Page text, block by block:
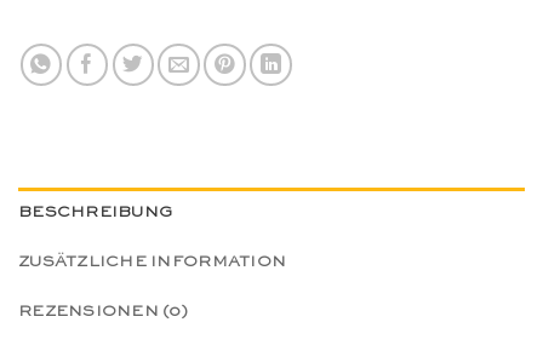
BESCHREIBUNG
ZUSÄTZLICHE INFORMATION
REZENSIONEN (0)